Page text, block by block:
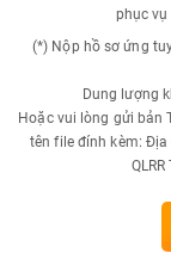
phục vụ
(*) Nộp hồ sơ ứng
Dung lượng
Hoặc vui lòng gửi bản
tên file đính kèm: Địa